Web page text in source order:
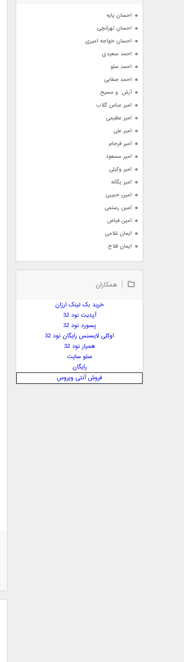
احسان پایه
احسان تهرانچی
احسان خواجه امیری
احمد سعیدی
احمد سلو
احمد صفایی
آرش  و مسیح
امیر عباس گلاب
امیر عظیمی
امیر علی
امیر فرجام
امیر مسعود
امیر وکیلی
امیر یگانه
امین حبیبی
امین رستمی
امین فیاض
ایمان غلامی
ایمان فلاح
بابک جهانبخش
بابک مافی
بهنام صفوی
پارسا چیلیک
همکاران
خرید بک لینک ارزان
آپدیت نود 32
پسورد نود 32
اوکلی لایسنس رایگان نود 32
همیار نود 32
سئو سایت
رایگان
فروش آنتی ویروس